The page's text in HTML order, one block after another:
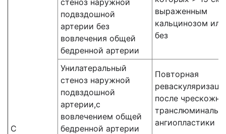
С
выраженным
кальцинозом или
без
стеноз наружной
подвздошной
артерии без
вовлечения общей
бедренной артерии
Унилатеральный
стеноз наружной
подвздошной
артерии,с
вовлечением общей
бедренной артерии
Повторная
после
ангиопластики